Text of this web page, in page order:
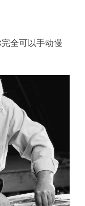
全可以手动慢